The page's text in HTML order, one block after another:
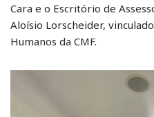
Cara e o Escritório de
Aloísio Lorscheider,
Humanos da CMF.